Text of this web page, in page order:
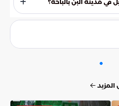
في مدينة البن بالباحة؟